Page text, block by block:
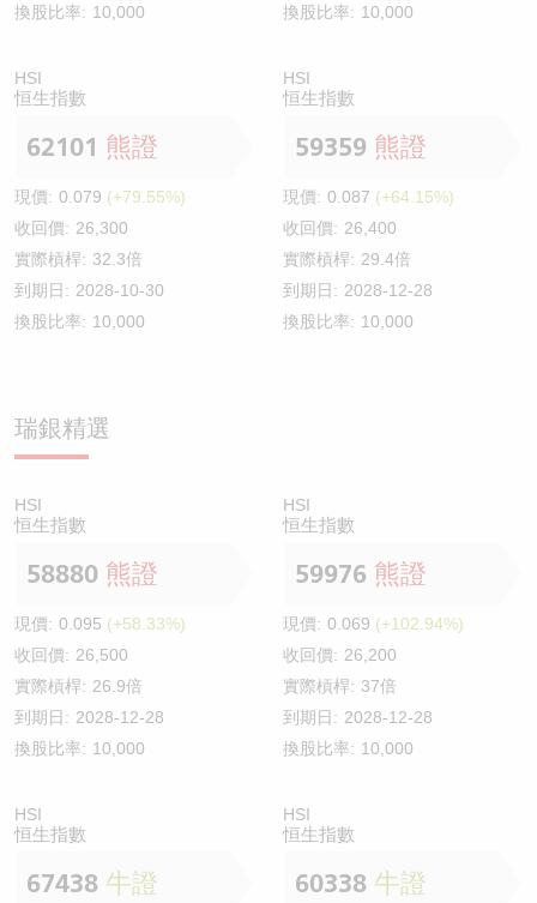
換股比率: 10,000
換股比率: 10,000
HSI
恒生指數
62101 熊證
現價: 0.079 (+79.55%)
收回價: 26,300
實際槓桿: 32.3倍
到期日: 2028-10-30
換股比率: 10,000
HSI
恒生指數
59359 熊證
現價: 0.087 (+64.15%)
收回價: 26,400
實際槓桿: 29.4倍
到期日: 2028-12-28
換股比率: 10,000
瑞銀精選
HSI
恒生指數
58880 熊證
現價: 0.095 (+58.33%)
收回價: 26,500
實際槓桿: 26.9倍
到期日: 2028-12-28
換股比率: 10,000
HSI
恒生指數
59976 熊證
現價: 0.069 (+102.94%)
收回價: 26,200
實際槓桿: 37倍
到期日: 2028-12-28
換股比率: 10,000
HSI
恒生指數
67438 牛證
HSI
恒生指數
60338 牛證